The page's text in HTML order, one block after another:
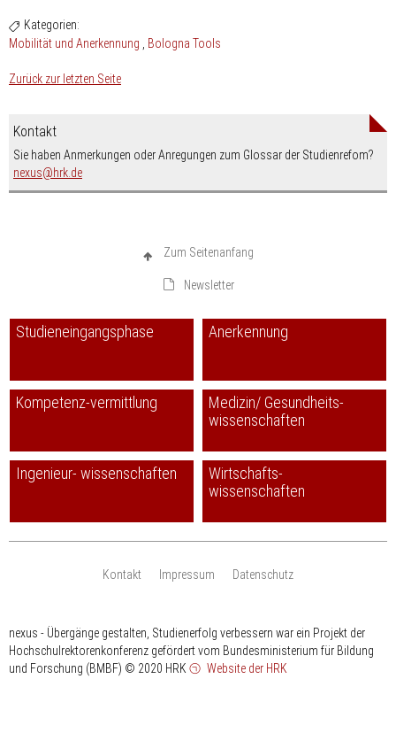
Kategorien:
Mobilität und Anerkennung
Bologna Tools
Zurück zur letzten Seite
Kontakt
Sie haben Anmerkungen oder Anregungen zum Glossar der Studienrefom?
nexus
nospam-
hrk.de
Zum Seitenanfang
Newsletter
Studieneingangsphase Anerkennung
Kompetenz-vermittlung
Medizin/ Gesundheits-
wissenschaften
Ingenieur- wissenschaften
Wirtschafts-
wissenschaften
Kontakt Impressum Datenschutz
nexus - Übergänge gestalten, Studienerfolg verbessern war ein Projekt der
Hochschulrektorenkonferenz gefördert vom Bundesministerium für Bildung
und Forschung (BMBF) © 2020 HRK Website der HRK